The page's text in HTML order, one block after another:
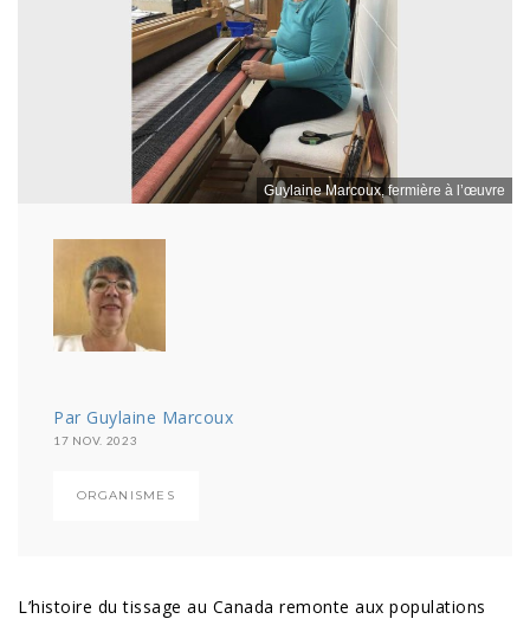
Guylaine Marcoux, fermière à l’œuvre​
Par Guylaine Marcoux
17 NOV. 2023
ORGANISMES
L’histoire du tissage au Canada remonte aux populations